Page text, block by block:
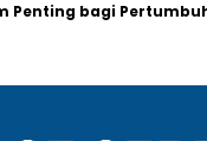
bagi Pertumbuhan